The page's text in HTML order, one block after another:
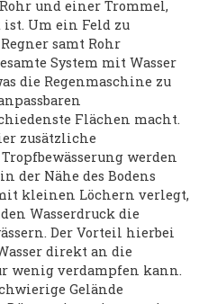
und einer Trommel,
Um ein Feld zu
samt Rohr
System mit Wasser
die Regenmaschine zu
Flächen macht.
zusätzliche
werden
der Nähe des Bodens
kleinen Löchern verlegt,
Wasserdruck die
Der Vorteil hierbei
direkt an die
wenig verdampfen kann.
Gelände